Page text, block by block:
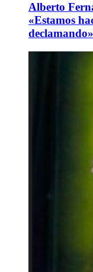
Alberto
«Estamos
declamando»